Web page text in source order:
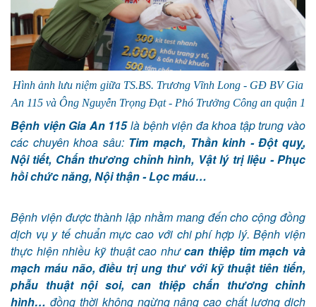
Hình ảnh lưu niệm giữa TS.BS. Trương Vĩnh Long - GĐ BV Gia
An 115 và Ông Nguyễn Trọng Đạt - Phó Trưởng Công an quận 1
Bệnh viện Gia An 115là bệnh viện đa khoa tập trung vào
các chuyên khoa sâu: Tim mạch, Thần kinh - Đột quỵ,
Nội tiết, Chấn thương chỉnh hình, Vật lý trị liệu - Phục
hồi chức năng, Nội thận - Lọc máu…
Bệnh viện được thành lập nhằm mang đến cho cộng đồng
dịch vụ y tế chuẩn mực cao với chi phí hợp lý. Bệnh viện
thực hiện nhiều kỹ thuật cao nhưcan thiệp tim mạch và
mạch máu não, điều trị ung thư với kỹ thuật tiên tiến,
phẫu thuật nội soi, can thiệp chấn thương chỉnh
hình… đồng thời không ngừng nâng cao chất lượng dịch